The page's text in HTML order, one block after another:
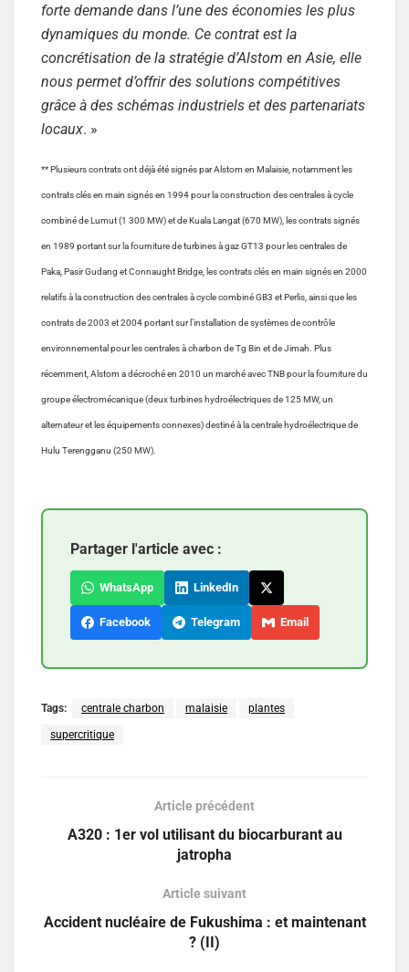
forte demande dans l’une des économies les plus
dynamiques du monde. Ce contrat est la
concrétisation de la stratégie d’Alstom en Asie, elle
nous permet d’offrir des solutions compétitives
grâce à des schémas industriels et des partenariats
locaux. »
** Plusieurs contrats ont déjà été signés par Alstom en Malaisie, notamment les
contrats clés en main signés en 1994 pour la construction des centrales à cycle
combiné de Lumut (1 300 MW) et de Kuala Langat (670 MW), les contrats signés
en 1989 portant sur la fourniture de turbines à gaz GT13 pour les centrales de
Paka, Pasir Gudang et Connaught Bridge, les contrats clés en main signés en 2000
relatifs à la construction des centrales à cycle combiné GB3 et Perlis, ainsi que les
contrats de 2003 et 2004 portant sur l’installation de systèmes de contrôle
environnemental pour les centrales à charbon de Tg Bin et de Jimah. Plus
récemment, Alstom a décroché en 2010 un marché avec TNB pour la fourniture du
groupe électromécanique (deux turbines hydroélectriques de 125 MW, un
alternateur et les équipements connexes) destiné à la centrale hydroélectrique de
Hulu Terengganu (250 MW).
Partager l'article avec :
WhatsApp LinkedIn
Facebook Telegram Email
Tags: centrale charbon malaisie plantes
supercritique
Article précédent
A320 : 1er vol utilisant du biocarburant au
jatropha
Article suivant
Accident nucléaire de Fukushima : et maintenant
? (II)